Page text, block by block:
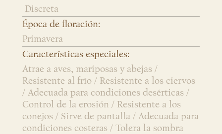
Discreta
Época de floración:
Primavera
Características especiales:
Atrae a aves, mariposas y abejas /
Resistente al frío / Resistente a los ciervos
/ Adecuada para condiciones desérticas /
Control de la erosión / Resistente a los
conejos / Sirve de pantalla / Adecuada para
condiciones costeras / Tolera la sombra